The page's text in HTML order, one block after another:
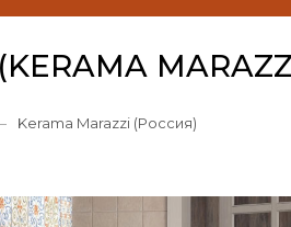
Kerama Marazzi (Россия)